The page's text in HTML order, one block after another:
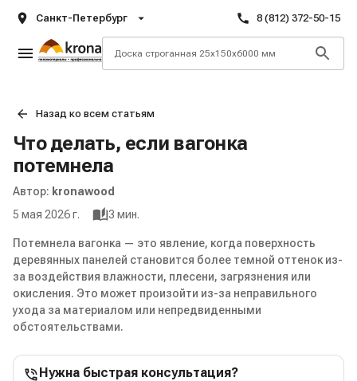
Санкт-Петербург 8 (812) 372-50-15
Назад ко всем статьям
Что делать, если вагонка
потемнела
Автор: kronawood
5 мая 2026 г.
3 мин.
Потемнела вагонка — это явление, когда поверхность
деревянных панелей становится более темной оттенок из-
за воздействия влажности, плесени, загрязнения или
окисления. Это может произойти из-за неправильного
ухода за материалом или непредвиденными
обстоятельствами.
Нужна быстрая консультация?